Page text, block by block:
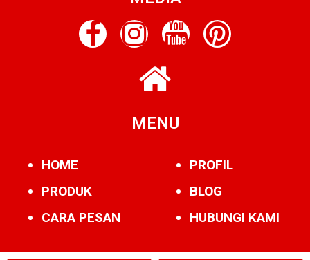
MENU
HOME
PRODUK
CARA PESAN
PROFIL
BLOG
HUBUNGI KAMI